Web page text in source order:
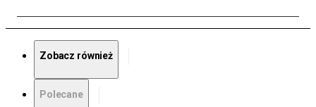
Zobacz również
Polecane